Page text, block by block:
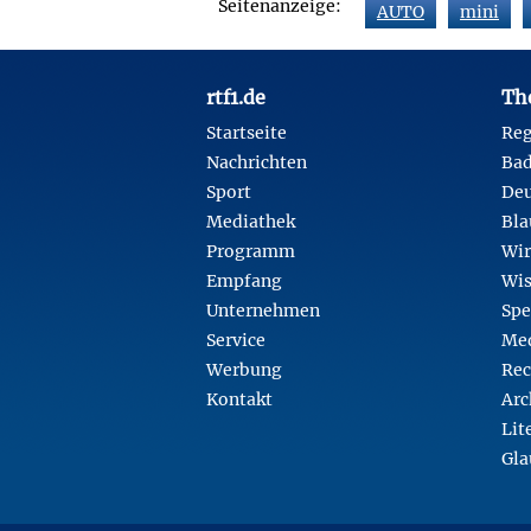
Seitenanzeige: AUTO mini
rtf1.de
Startseite
Nachrichten
Sport
Mediathek
Programm
Empfang
Unternehmen
Service
Werbung
Kontakt